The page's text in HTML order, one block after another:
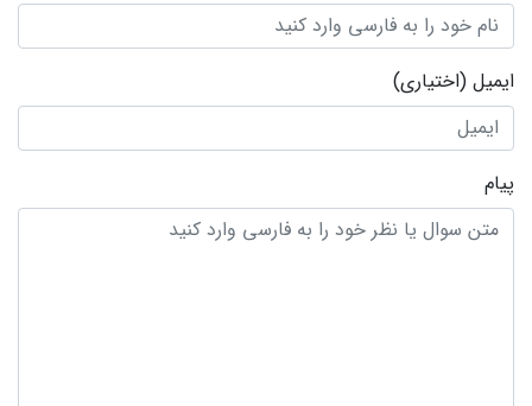
ایمیل (اختیاری)
پیام